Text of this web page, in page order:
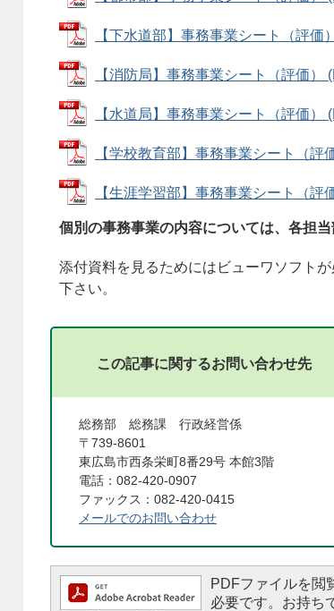
【下水道部】事務事業シート（評価
【消防局】事務事業シート（評価）
【水道局】事務事業シート（評価）
【学校教育部】事務事業シート（評
【生涯学習部】事務事業シート（評
個別の事務事業の内容については、各担
添付資料を見るためにはビューワソフト
下さい。
この記事に関するお問い合わせ先
総務部 総務課 行政経営係
〒739-8601
東広島市西条栄町8番29号 本館3階
電話：082-420-0907
ファックス：082-420-0415
メールでのお問い合わせ
PDFファイルを閲
必要です。お持ち